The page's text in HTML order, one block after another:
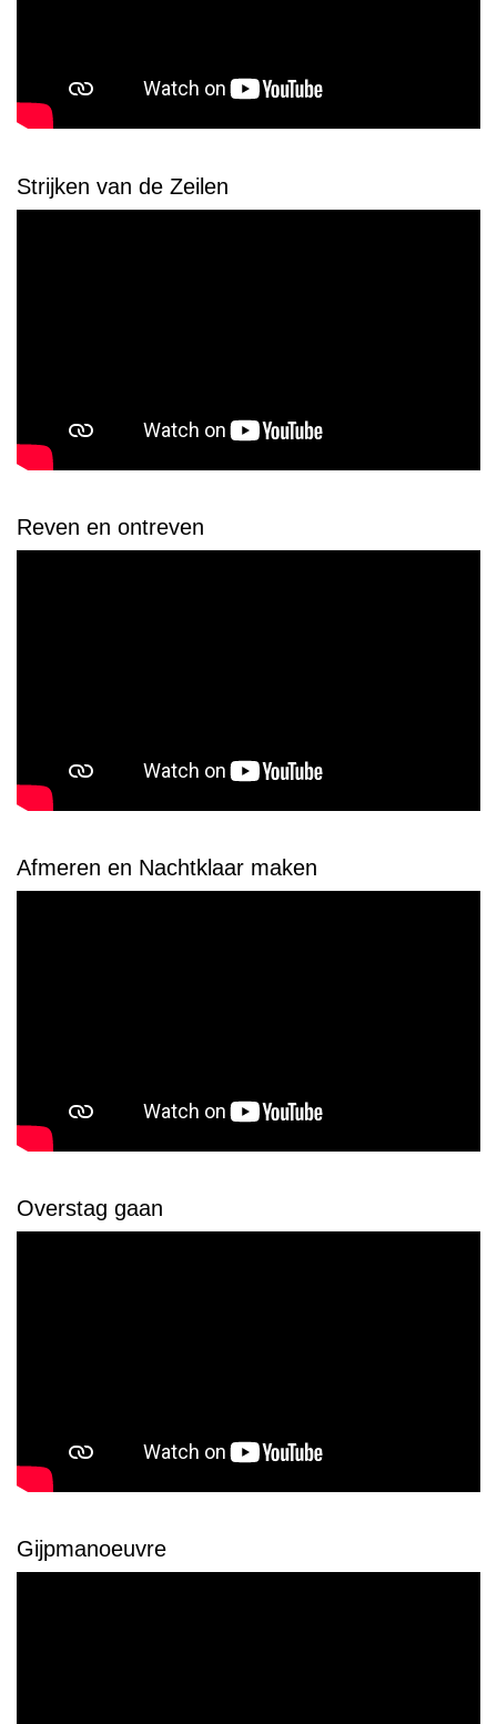
Strijken van de Zeilen
Reven en ontreven
Afmeren en Nachtklaar maken
Overstag gaan
Gijpmanoeuvre